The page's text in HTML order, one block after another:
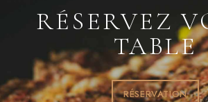
RÉSERVEZ
TABLE
RÉSERVATION